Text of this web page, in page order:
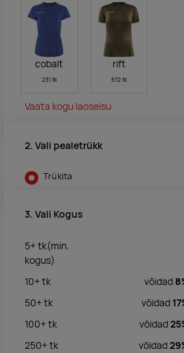
cobalt
231 tk
rift
572 tk
Vaata kogu laoseisu
2. Vali pealetrükk
Trükita
3. Vali Kogus
5+tk(min.
kogus)
10+tk võidad
50+tk võidad
100+tk võidad
250+tk võidad